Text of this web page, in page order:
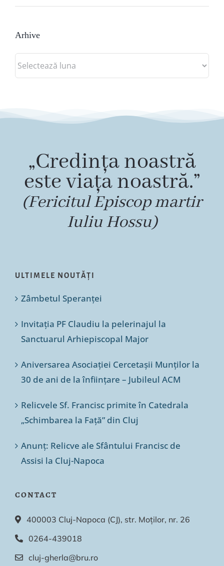
Arhive
Arhive
„Credința noastră
este viața noastră.”
(Fericitul Episcop martir
Iuliu Hossu)
ULTIMELE NOUTĂȚI
Zâmbetul Speranței
Invitația PF Claudiu la pelerinajul la
Sanctuarul Arhiepiscopal Major
Aniversarea Asociației Cercetașii Munților la
30 de ani de la înființare – Jubileul ACM
Relicvele Sf. Francisc primite în Catedrala
„Schimbarea la Față” din Cluj
Anunț: Relicve ale Sfântului Francisc de
Assisi la Cluj-Napoca
CONTACT
400003 Cluj-Napoca (CJ), str. Moților, nr. 26
0264-439018
cluj-gherla@bru.ro